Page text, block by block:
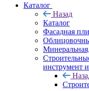
Каталог
Назад
Каталог
Фасадная
инструмент